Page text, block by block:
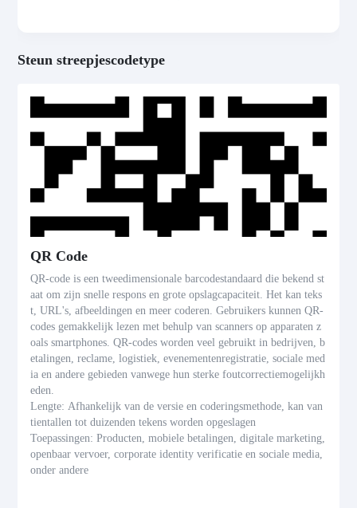
Steun streepjescodetype
QR Code
QR-code is een tweedimensionale barcodestandaard die bekend st
aat om zijn snelle respons en grote opslagcapaciteit. Het kan teks
t, URL's, afbeeldingen en meer coderen. Gebruikers kunnen QR-
codes gemakkelijk lezen met behulp van scanners op apparaten z
oals smartphones. QR-codes worden veel gebruikt in bedrijven, b
etalingen, reclame, logistiek, evenementenregistratie, sociale med
ia en andere gebieden vanwege hun sterke foutcorrectiemogelijkh
eden.
Lengte: Afhankelijk van de versie en coderingsmethode, kan van
tientallen tot duizenden tekens worden opgeslagen
Toepassingen: Producten, mobiele betalingen, digitale marketing,
openbaar vervoer, corporate identity verificatie en sociale media,
onder andere